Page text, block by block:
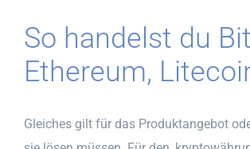
So handelst du
Ethereum,
Gleiches gilt für das Produktangebot